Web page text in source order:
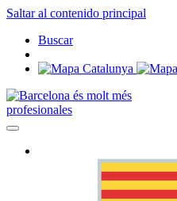
Saltar al contenido principal
Buscar
profesionales